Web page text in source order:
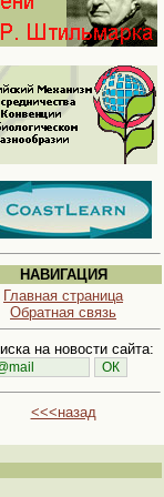
НАВИГАЦИЯ
Главная страница
Обратная связь
на новости сайта:
<<<назад